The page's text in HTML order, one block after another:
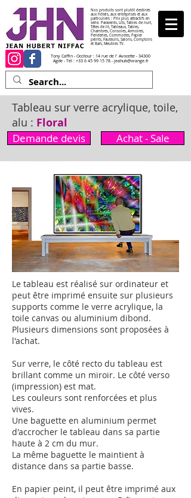
Nos produits sont plutôt destinés
aux hôtels, aux entreprises et aux
particuliers : Prix plus attractifs en
série. Paravents, Lits, Tables de nuit,
Têtes de lit, Tableaux, Tables,
Chambres, Consoles, Armoires,
Penderies, Commodes, Papier
peints, Fauteuils, Salons, Comptoirs
et Bars, Meubles TV.
Tony Caffin - Occitour : 14 rue de l' Avocette - 34300
Agde - Tél : +33 6 45 99 15 78- jeahub@orange.fr
Tableau sur verre acrylique, toile,
alu : Floral
Demande devis Achat - Sale
Le tableau est réalisé sur ordinateur et
peut être imprimé ensuite sur plusieurs
supports comme le verre acrylique, la
toile canvas ou aluminium dibond.
Plusieurs dimensions sont proposées à
l'achat.
Sur verre, le côté recto du tableau est
brillant comme un miroir. Le côté verso
(impression) est mat.
Les couleurs sont renforcées et plus
vives.
Une baguette en aluminium permet
d'accrocher le tableau dans sa partie
haute à 2 cm du mur.
La même baguette le maintient à
distance dans sa partie basse.
En papier peint, il peut être imprimé aux